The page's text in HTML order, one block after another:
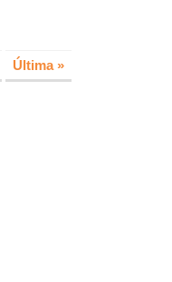
Última »